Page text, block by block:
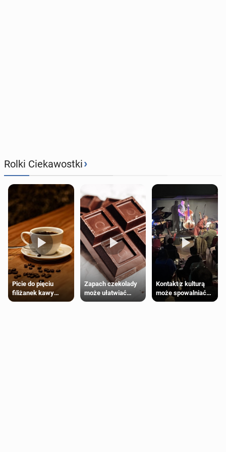
Rolki Ciekawostki›
Picie do pięciu
filiżanek kawy
dziennie jest
Zapach czekolady
może ułatwiać
trening siłowy
Kontakt z kulturą
może spowalniać
starzenie